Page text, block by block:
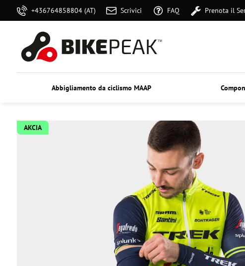
+436764858804 (AT) Scrivici FAQ Prenota il
Abbigliamento da ciclismo MAAP
AKCIA